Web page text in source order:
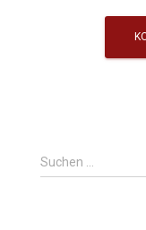
S
u
Suchen …